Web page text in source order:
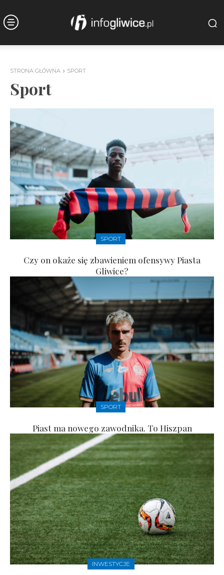
STRONA GŁÓWNA SPORT
Sport
SPORT
Czy on okaże się zbawieniem ofensywy Piasta
Gliwice?
SPORT
Piast ma nowego zawodnika. To Hiszpan
INWESTYCJE